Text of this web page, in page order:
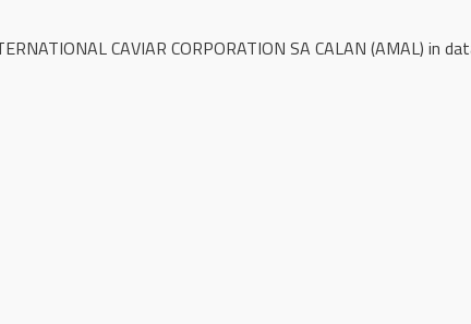
CAVIAR CORPORATION SA CALAN (AMAL) in